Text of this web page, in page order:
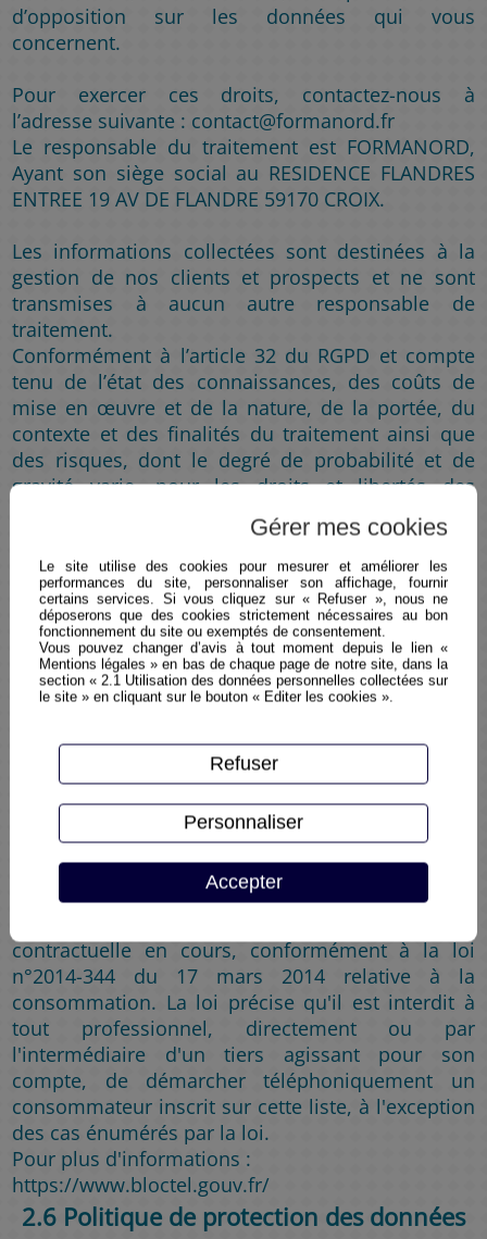
d’opposition sur les données qui vous
concernent.
Pour exercer ces droits, contactez-nous à
l’adresse suivante : contact@formanord.fr
Le responsable du traitement est FORMANORD,
Ayant son siège social au RESIDENCE FLANDRES
ENTREE 19 AV DE FLANDRE 59170 CROIX.
Les informations collectées sont destinées à la
gestion de nos clients et prospects et ne sont
transmises à aucun autre responsable de
traitement.
Conformément à l’article 32 du RGPD et compte
tenu de l’état des connaissances, des coûts de
mise en œuvre et de la nature, de la portée, du
contexte et des finalités du traitement ainsi que
des risques, dont le degré de probabilité et de
gravité varie, pour les droits et libertés des
personnes physiques, nous mettons en œuvre les
mesures techniques et organisationnelles
appropriées afin de garantir un niveau de sécurité
adapté au risque et maintenir la sécurité et la
confidentialité des données qui vous concernent.
2.5 Politique liée au démarchage
téléphonique
Nous vous informons de votre droit d'inscription
à la liste d'opposition pour le démarchage
téléphonique et vous suggérons de vous inscrire
sur Bloctel. Bloctel est la liste d'opposition au
démarchage téléphonique sur laquelle tout
consommateur peut s'inscrire gratuitement afin
de ne plus être démarché téléphoniquement par
contractuelle en cours, conformément à la loi
n°2014-344 du 17 mars 2014 relative à la
consommation. La loi précise qu'il est interdit à
tout professionnel, directement ou par
l'intermédiaire d'un tiers agissant pour son
compte, de démarcher téléphoniquement un
consommateur inscrit sur cette liste, à l'exception
des cas énumérés par la loi.
Pour plus d'informations :
https://www.bloctel.gouv.fr/
2.6 Politique de protection des données
Gérer mes cookies
Le site utilise des cookies pour mesurer et améliorer les
performances du site, personnaliser son affichage, fournir
certains services. Si vous cliquez sur « Refuser », nous ne
déposerons que des cookies strictement nécessaires au bon
fonctionnement du site ou exemptés de consentement.
Vous pouvez changer d’avis à tout moment depuis le lien «
Mentions légales » en bas de chaque page de notre site, dans la
section « 2.1 Utilisation des données personnelles collectées sur
le site » en cliquant sur le bouton « Editer les cookies ».
Accepter
Refuser
Personnaliser